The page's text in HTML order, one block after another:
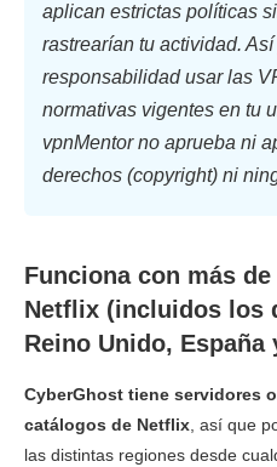
aplican estrictas políticas
rastrearían tu actividad.
responsabilidad usar las
normativas vigentes en tu
vpnMentor no aprueba ni
derechos (copyright) ni
Funciona con más
Netflix (incluidos los
Reino Unido, España
CyberGhost tiene servidores
catálogos de Netflix, así que
las distintas regiones desde